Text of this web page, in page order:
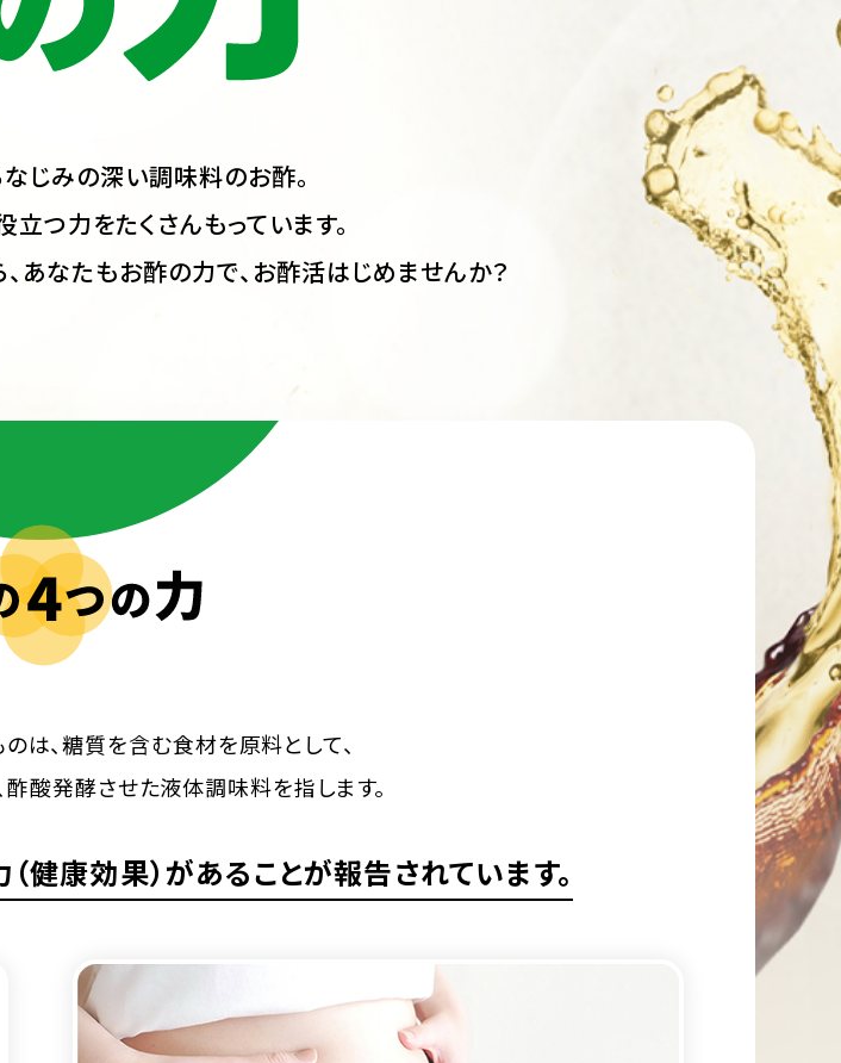
じみの深い調味料のお酢。
立つ力をたくさんもっています。
あなたもお酢の力で、 お酢活はじめませんか？
は、糖質を含む食材を原料として、
酸発酵させた液体調味料を指します。
健康効果）があることが報告されています。